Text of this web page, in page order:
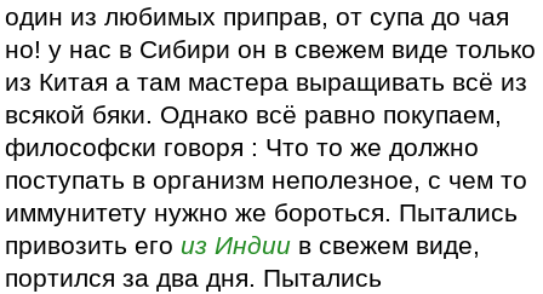
один из любимых приправ, от супа до чая
но! у нас в Сибири он в свежем виде только
из Китая а там мастера выращивать всё из
всякой бяки. Однако всё равно покупаем,
философски говоря : Что то же должно
поступать в организм неполезное, с чем то
иммунитету нужно же бороться. Пытались
привозить его из Индии в свежем виде,
портился за два дня. Пытались